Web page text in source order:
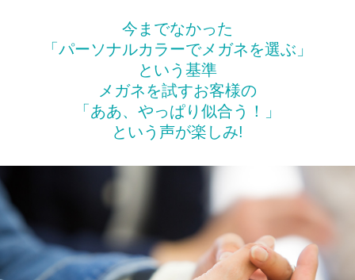
今までなかった
「パーソナルカラーでメガネを選ぶ」
という基準
メガネを試すお客様の
「ああ、やっぱり似合う！」
という声が楽しみ!